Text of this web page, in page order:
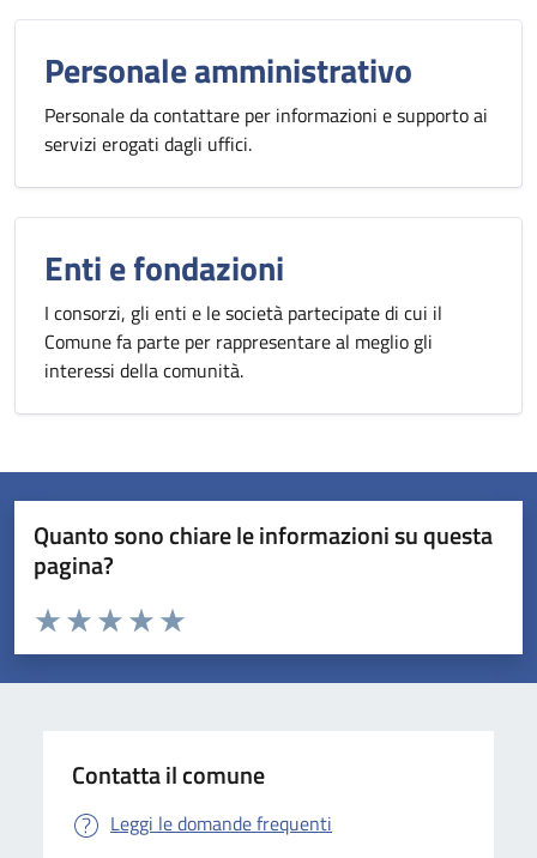
Personale amministrativo
Personale da contattare per informazioni e supporto ai
servizi erogati dagli uffici.
Enti e fondazioni
I consorzi, gli enti e le società partecipate di cui il
Comune fa parte per rappresentare al meglio gli
interessi della comunità.
Quanto sono chiare le informazioni su questa
pagina?
Valuta da 1 a 5 stelle la pagina
Valuta 5 stelle su 5
Valuta 4 stelle su 5
Valuta 3 stelle su 5
Valuta 2 stelle su 5
Valuta 1 stelle su 5
Contatta il comune
Leggi le domande frequenti